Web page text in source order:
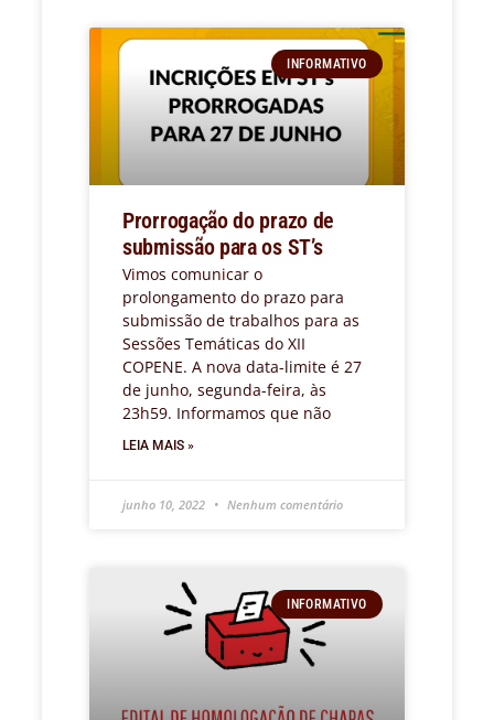
INFORMATIVO
Prorrogação do prazo de
submissão para os ST’s
Vimos comunicar o
prolongamento do prazo para
submissão de trabalhos para as
Sessões Temáticas do XII
COPENE. A nova data-limite é 27
de junho, segunda-feira, às
23h59. Informamos que não
LEIA MAIS »
junho 10, 2022 Nenhum comentário
INFORMATIVO